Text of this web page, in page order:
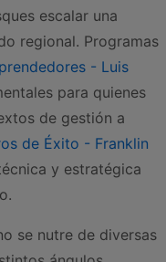
escalar una
regional. Programas
- Luis
para quienes
de gestión a
de Éxito - Franklin
y estratégica
se nutre de diversas